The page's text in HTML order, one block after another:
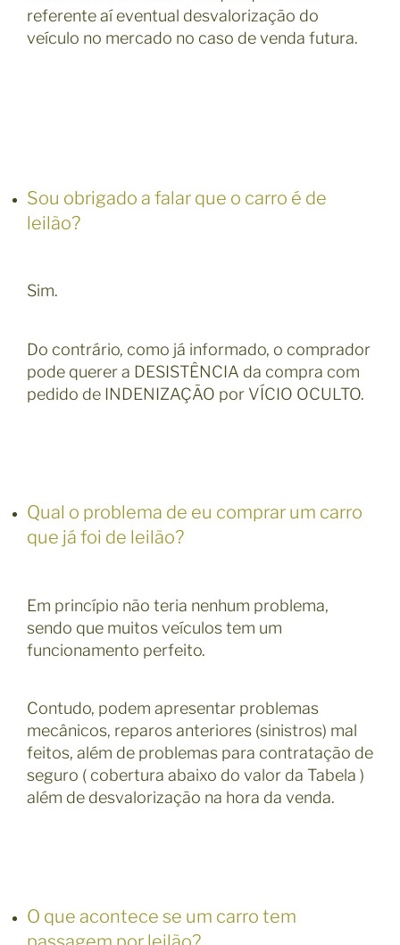
referente aí eventual desvalorização do
veículo no mercado no caso de venda futura.
Sou obrigado a falar que o carro é de
leilão?
Sim.
Do contrário, como já informado, o comprador
pode querer a DESISTÊNCIA da compra com
pedido de INDENIZAÇÃO por VÍCIO OCULTO.
Qual o problema de eu comprar um carro
que já foi de leilão?
Em princípio não teria nenhum problema,
sendo que muitos veículos tem um
funcionamento perfeito.
Contudo, podem apresentar problemas
mecânicos, reparos anteriores (sinistros) mal
feitos, além de problemas para contratação de
seguro ( cobertura abaixo do valor da Tabela )
além de desvalorização na hora da venda.
O que acontece se um carro tem